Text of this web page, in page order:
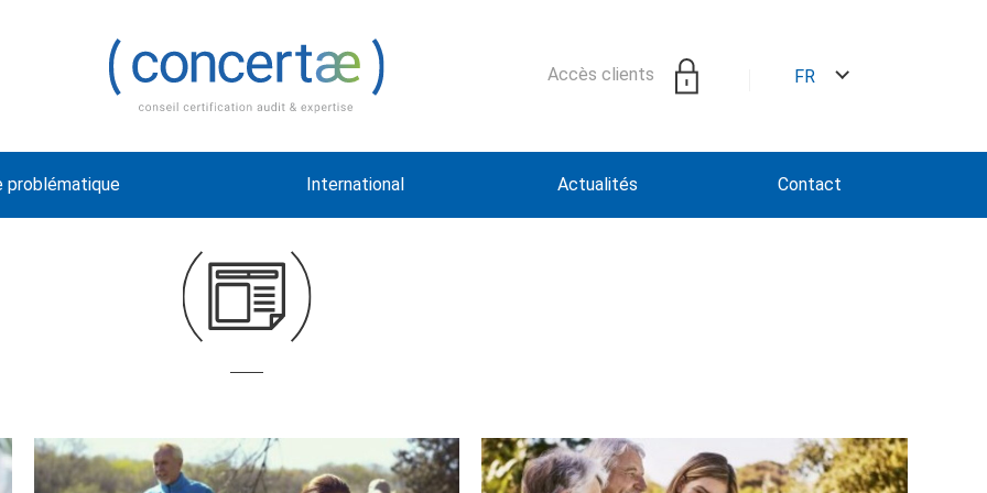
Accès clients FR
problématique International Actualités Contact